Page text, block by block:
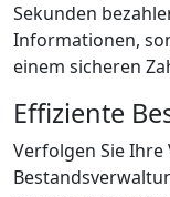
Sekunden
Informationen,
einem sicheren
Effiziente
Verfolgen Sie